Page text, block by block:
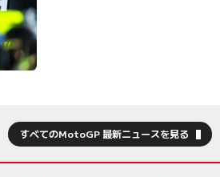
すべてのMotoGP 最新ニュースを見る